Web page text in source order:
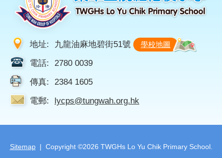
地址: 九龍油麻地碧街51號 學校地圖
電話: 2780 0039
傳真: 2384 1605
電郵: lycps@tungwah.org.hk
Sitemap| Copyright ©2026 TWGHs Lo Yu Chik Primary School.